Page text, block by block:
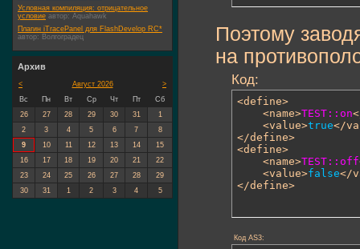
Поэтому
на
Код:
<define>
	<name>
TEST::on
	<value>
true</
</define>
<define>
	<name>
TEST::off
	<value>
false</
</define>
Код AS3:
Условная компиляция: отрицательное
условие автор: Aquahawk
Плагин iTracePanel для FlashDevelop RC*
автор: Волгоградец
Архив
< >
Август 2026
Вс
Пн Вт Ср Чт Пт
Сб
26
27 28 29 30 31
1
2
3 4 5 6 7
8
9
10 11 12 13 14
15
16
17 18 19 20 21
22
23
24 25 26 27 28
29
30
31 1 2 3 4 5